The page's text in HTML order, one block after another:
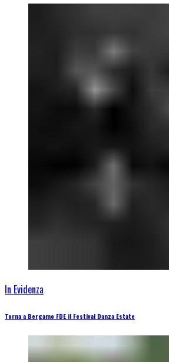
In Evidenza
Torna a Bergamo FDE il Festival Danza Estate